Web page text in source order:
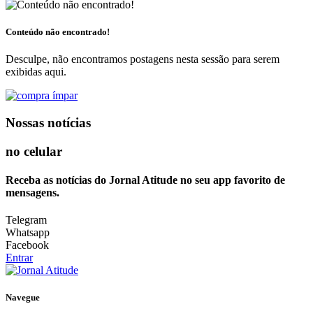
Conteúdo não encontrado!
Desculpe, não encontramos postagens nesta sessão para serem
exibidas aqui.
Nossas notícias
no celular
Receba as notícias do Jornal Atitude no seu app favorito de
mensagens.
Telegram
Whatsapp
Facebook
Entrar
Navegue